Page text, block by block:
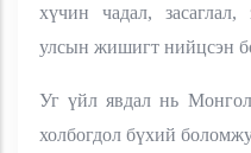
хүчин чадал,
улсын жишигт нийцсэн
Уг үйл явдал нь Монгол
холбогдол бүхий